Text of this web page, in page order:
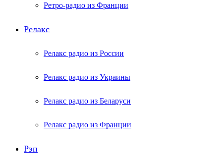
Ретро-радио из Франции
Релакс
Релакс радио из России
Релакс радио из Украины
Релакс радио из Беларуси
Релакс радио из Франции
Рэп